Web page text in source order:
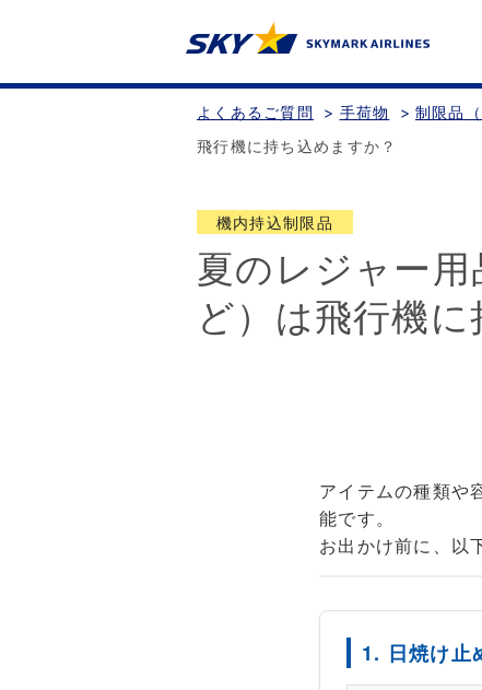
よくあるご質問 > 手荷物 > 制限品
飛行機に持ち込めますか？
機内持込制限品
夏のレジャー
ど）は飛行機
アイテムの種類や
能です。
お出かけ前に、以
1. 日焼け止